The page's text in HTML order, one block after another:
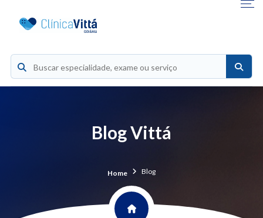
Blog Vittá
Home Blog